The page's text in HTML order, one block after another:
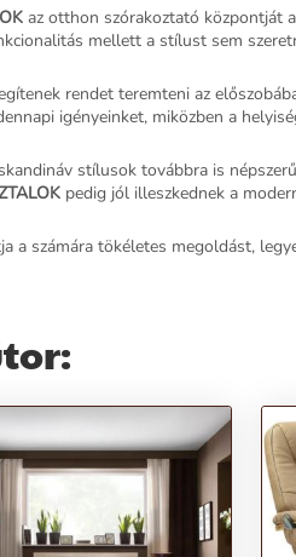
az otthon szórakoztató központját
mellett a stílust sem
rendet teremteni az
igényeinket, miközben a
stílusok továbbra is
pedig jól illeszkednek a
a számára tökéletes megoldást,